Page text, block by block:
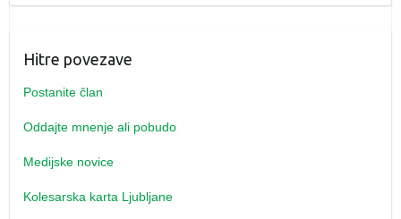
Hitre povezave
Postanite član
Oddajte mnenje ali pobudo
Medijske novice
Kolesarska karta Ljubljane